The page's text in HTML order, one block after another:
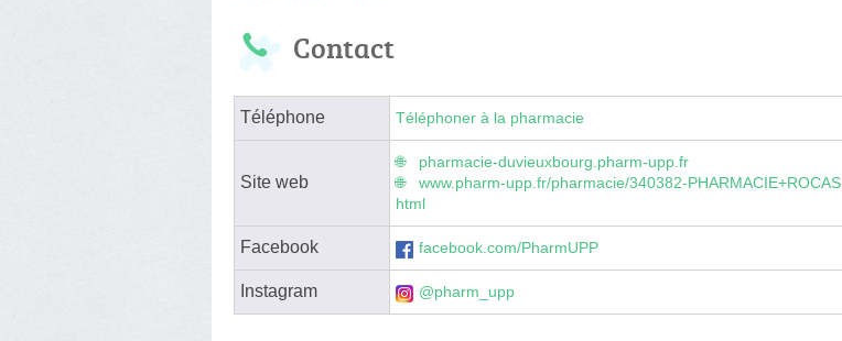
Contact
Téléphone Téléphoner à la pharmacie
Site web
pharmacie-duvieuxbourg.pharm-upp.fr
www.pharm-upp.fr/pharmacie/340382-PHARMACIE+ROCAS.
html
Facebook facebook.com/PharmUPP
Instagram @pharm_upp